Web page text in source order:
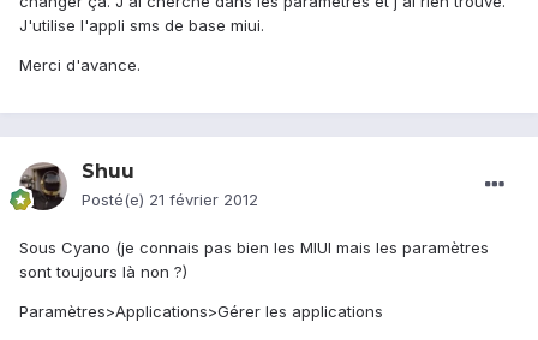
J'utilise l'appli sms de base miui.
Merci d'avance.
Shuu
Posté(e) 21 février 2012
Sous Cyano (je connais pas bien les MIUI mais les paramètres
sont toujours là non ?)
Paramètres>Applications>Gérer les applications